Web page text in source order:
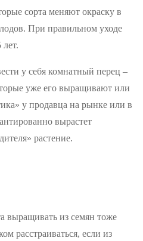
сорта меняют окраску в
При правильном уходе
у себя комнатный перец –
уже его выращивают или
у продавца на рынке или в
вырастет
растение.
выращивать из семян тоже
расстраиваться, если из